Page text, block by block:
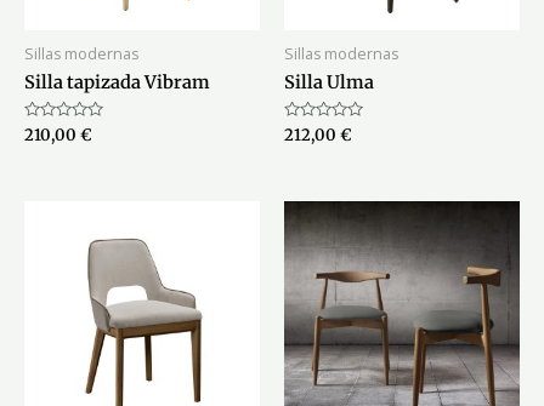
Sillas modernas
Silla tapizada Vibram
Valorado
con
210,00 €
Sillas modernas
Silla Ulma
Valorado
con
212,00 €